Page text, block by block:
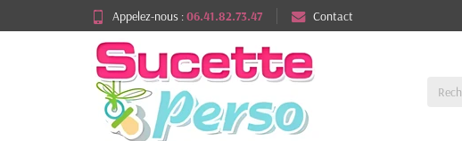
Appelez-nous :06.41.82.73.47 Contact